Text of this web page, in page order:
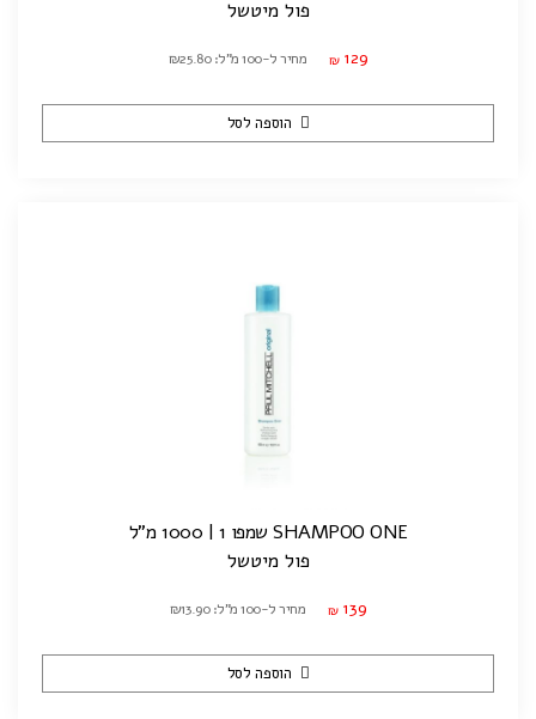
פול מיטשל
₪ 129 מחיר ל-100 מ"ל: ₪25.80
הוספה לסל
SHAMPOO ONE שמפו 1 | 1000 מ"ל
פול מיטשל
₪ 139 מחיר ל-100 מ"ל: ₪13.90
הוספה לסל